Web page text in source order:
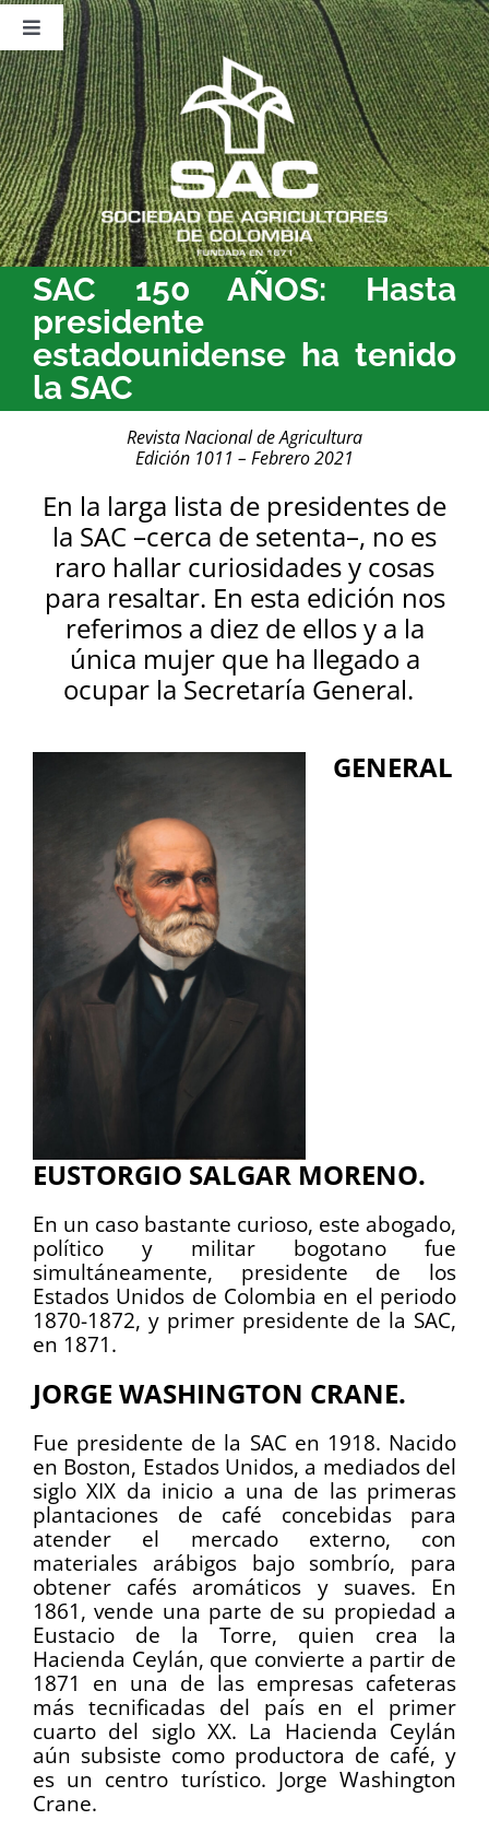
Saltar
contenido
Toggle
Navigation
Nosotros
Publicaciones
Sala de Prensa
Eventos
SAC 150 AÑOS: Hasta
presidente
estadounidense ha tenido
la SAC
Revista Nacional de Agricultura
Edición 1011 – Febrero 2021
En la larga lista de presidentes de
la SAC –cerca de setenta–, no es
raro hallar curiosidades y cosas
para resaltar. En esta edición nos
referimos a diez de ellos y a la
única mujer que ha llegado a
ocupar la Secretaría General.
GENERAL
EUSTORGIO SALGAR MORENO.
En un caso bastante curioso, este abogado,
político y militar bogotano fue
simultáneamente, presidente de los
Estados Unidos de Colombia en el periodo
1870-1872, y primer presidente de la SAC,
en 1871.
JORGE WASHINGTON CRANE.
Fue presidente de la SAC en 1918. Nacido
en Boston, Estados Unidos, a mediados del
siglo XIX da inicio a una de las primeras
plantaciones de café concebidas para
atender el mercado externo, con
materiales arábigos bajo sombrío, para
obtener cafés aromáticos y suaves. En
1861, vende una parte de su propiedad a
Eustacio de la Torre, quien crea la
Hacienda Ceylán, que convierte a partir de
1871 en una de las empresas cafeteras
más tecnificadas del país en el primer
cuarto del siglo XX. La Hacienda Ceylán
aún subsiste como productora de café, y
es un centro turístico. Jorge Washington
Crane.